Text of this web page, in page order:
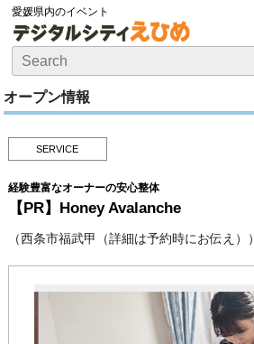
愛媛県内のイベント
オープン情報
SERVICE
経験豊富なオーナーの安心整体
【PR】Honey Avalanche
（西条市福武甲（詳細は予約時にお伝え））